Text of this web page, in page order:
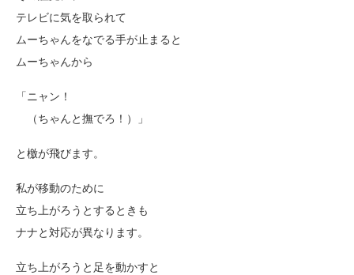
テレビに気を取られて
ムーちゃんをなでる手が止まると
ムーちゃんから
「ニャン！
（ちゃんと撫でろ！）」
と檄が飛びます。
私が移動のために
立ち上がろうとするときも
ナナと対応が異なります。
立ち上がろうと足を動かすと